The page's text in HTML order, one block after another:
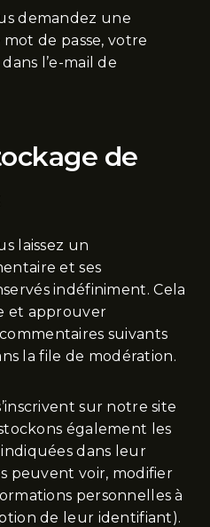
demandez une
de passe, votre
l’e-mail de
de
laissez un
et ses
indéfiniment. Cela
et approuver
suivants
la file de modération.
sur notre site
également les
dans leur
peuvent voir, modifier
personnelles à
de leur identifiant).